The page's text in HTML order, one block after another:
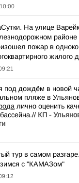
10:00
На улице
районе
пожар в
жилого
под дождём в новой
пляже в
лично оценить
КП -
тур в самом
с "КАМАЗом"